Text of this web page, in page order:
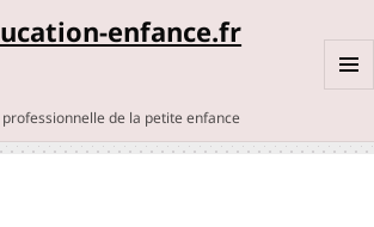
enfance.fr
de la petite enfance